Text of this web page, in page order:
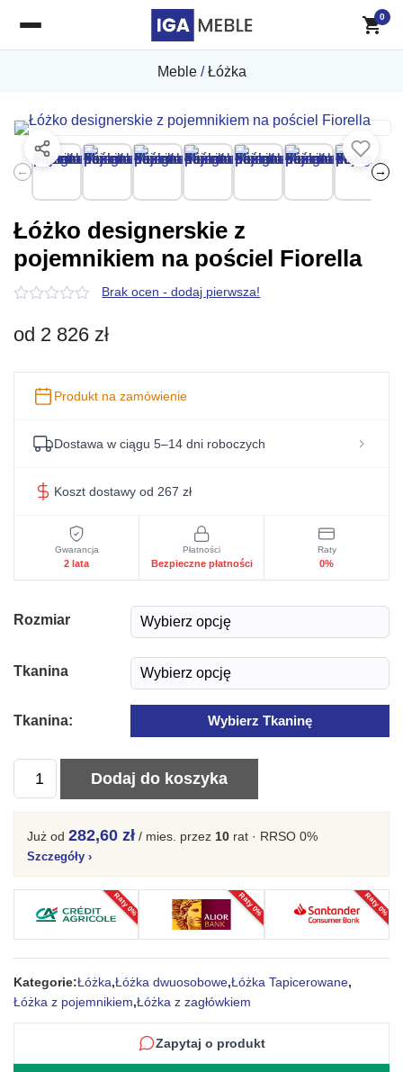
Meble/Łóżka
← →
Łóżko designerskie z
pojemnikiem na pościel Fiorella
z
5
Brak ocen - dodaj pierwsza!
od 2 826 zł
Produkt na zamówienie
Dostawa w ciągu 5–14 dni roboczych
Koszt dostawy od 267 zł
Gwarancja
2 lata
Płatności
Bezpieczne płatności
Raty
0%
Rozmiar
Tkanina
Tkanina: Wybierz Tkaninę
ilość
Łóżko
pojemnikiem
na
pościel
Fiorella
Dodaj do koszyka
Już od 282,60 zł / mies. przez 10 rat · RRSO 0%
Szczegóły ›
Raty 0% Raty 0% Raty 0%
Kategorie:Łóżka,Łóżka dwuosobowe,Łóżka Tapicerowane,
Łóżka z pojemnikiem,Łóżka z zagłówkiem
Zapytaj o produkt
0